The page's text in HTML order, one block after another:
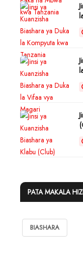
PATA MAKALA
BIASHARA